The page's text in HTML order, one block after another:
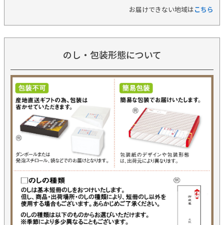
お届けできない地域はこちら
のし・包装形態について